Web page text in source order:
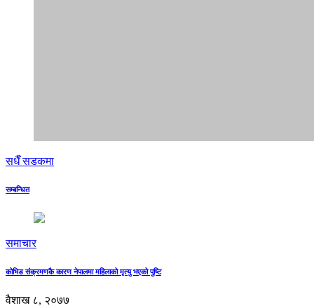
सधैँ सडकमा
सम्बन्धित
समाचार
कोभिड संक्रमणकै कारण नेपालमा महिलाको मृत्यु भएको पुष्टि
वैशाख ८, २०७७